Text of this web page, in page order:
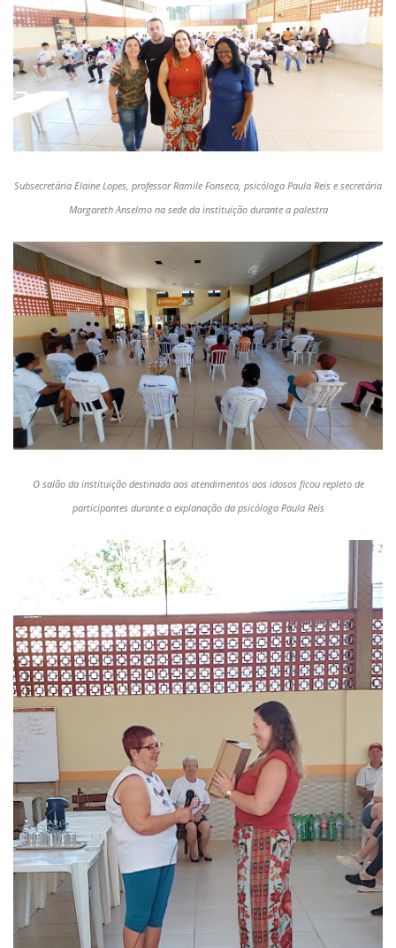
Subsecretária Elaine Lopes, professor Ramile Fonseca, psicóloga Paula Reis e secretária
Margareth Anselmo na sede da instituição durante a palestra
O salão da instituição destinada aos atendimentos aos idosos ficou repleto de
participantes durante a explanação da psicóloga Paula Reis